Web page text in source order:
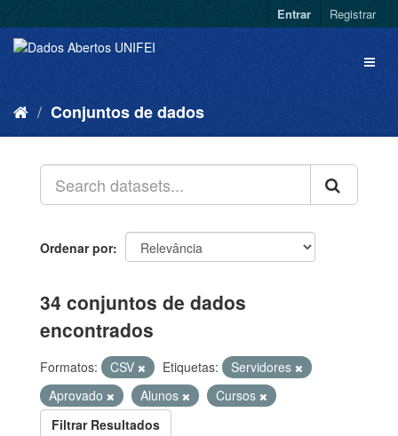
Entrar Registrar
Conjuntos de dados
Ordenar por
34 conjuntos de dados
encontrados
Formatos: CSV Etiquetas:
Servidores
Aprovado
Alunos
Cursos
Filtrar Resultados